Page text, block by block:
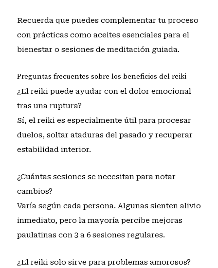
Recuerda que puedes complementar tu proceso
con prácticas como aceites esenciales para el
bienestaro sesiones de meditación guiada.
Preguntas frecuentes sobre los beneficios del reiki
¿El reiki puede ayudar con el dolor emocional
tras una ruptura?
Sí, el reiki es especialmente útil para procesar
duelos, soltar ataduras del pasado y recuperar
estabilidad interior.
¿Cuántas sesiones se necesitan para notar
cambios?
Varía según cada persona. Algunas sienten alivio
inmediato, pero la mayoría percibe mejoras
paulatinas con 3 a 6 sesiones regulares.
¿El reiki solo sirve para problemas amorosos?